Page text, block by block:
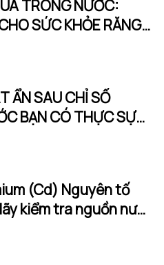
TRONG NƯỚC:
SỨC KHỎE RĂNG
ẨN SAU CHỈ SỐ
BẠN CÓ THỰC SỰ
(Cd) Nguyên tố
kiểm tra nguồn nước